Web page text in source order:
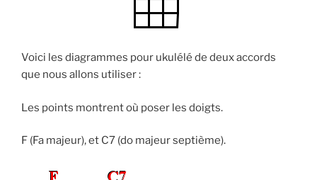
Voici les diagrammes pour ukulélé de deux accords
que nous allons utiliser :
Les points montrent où poser les doigts.
F (Fa majeur), et C7 (do majeur septième).